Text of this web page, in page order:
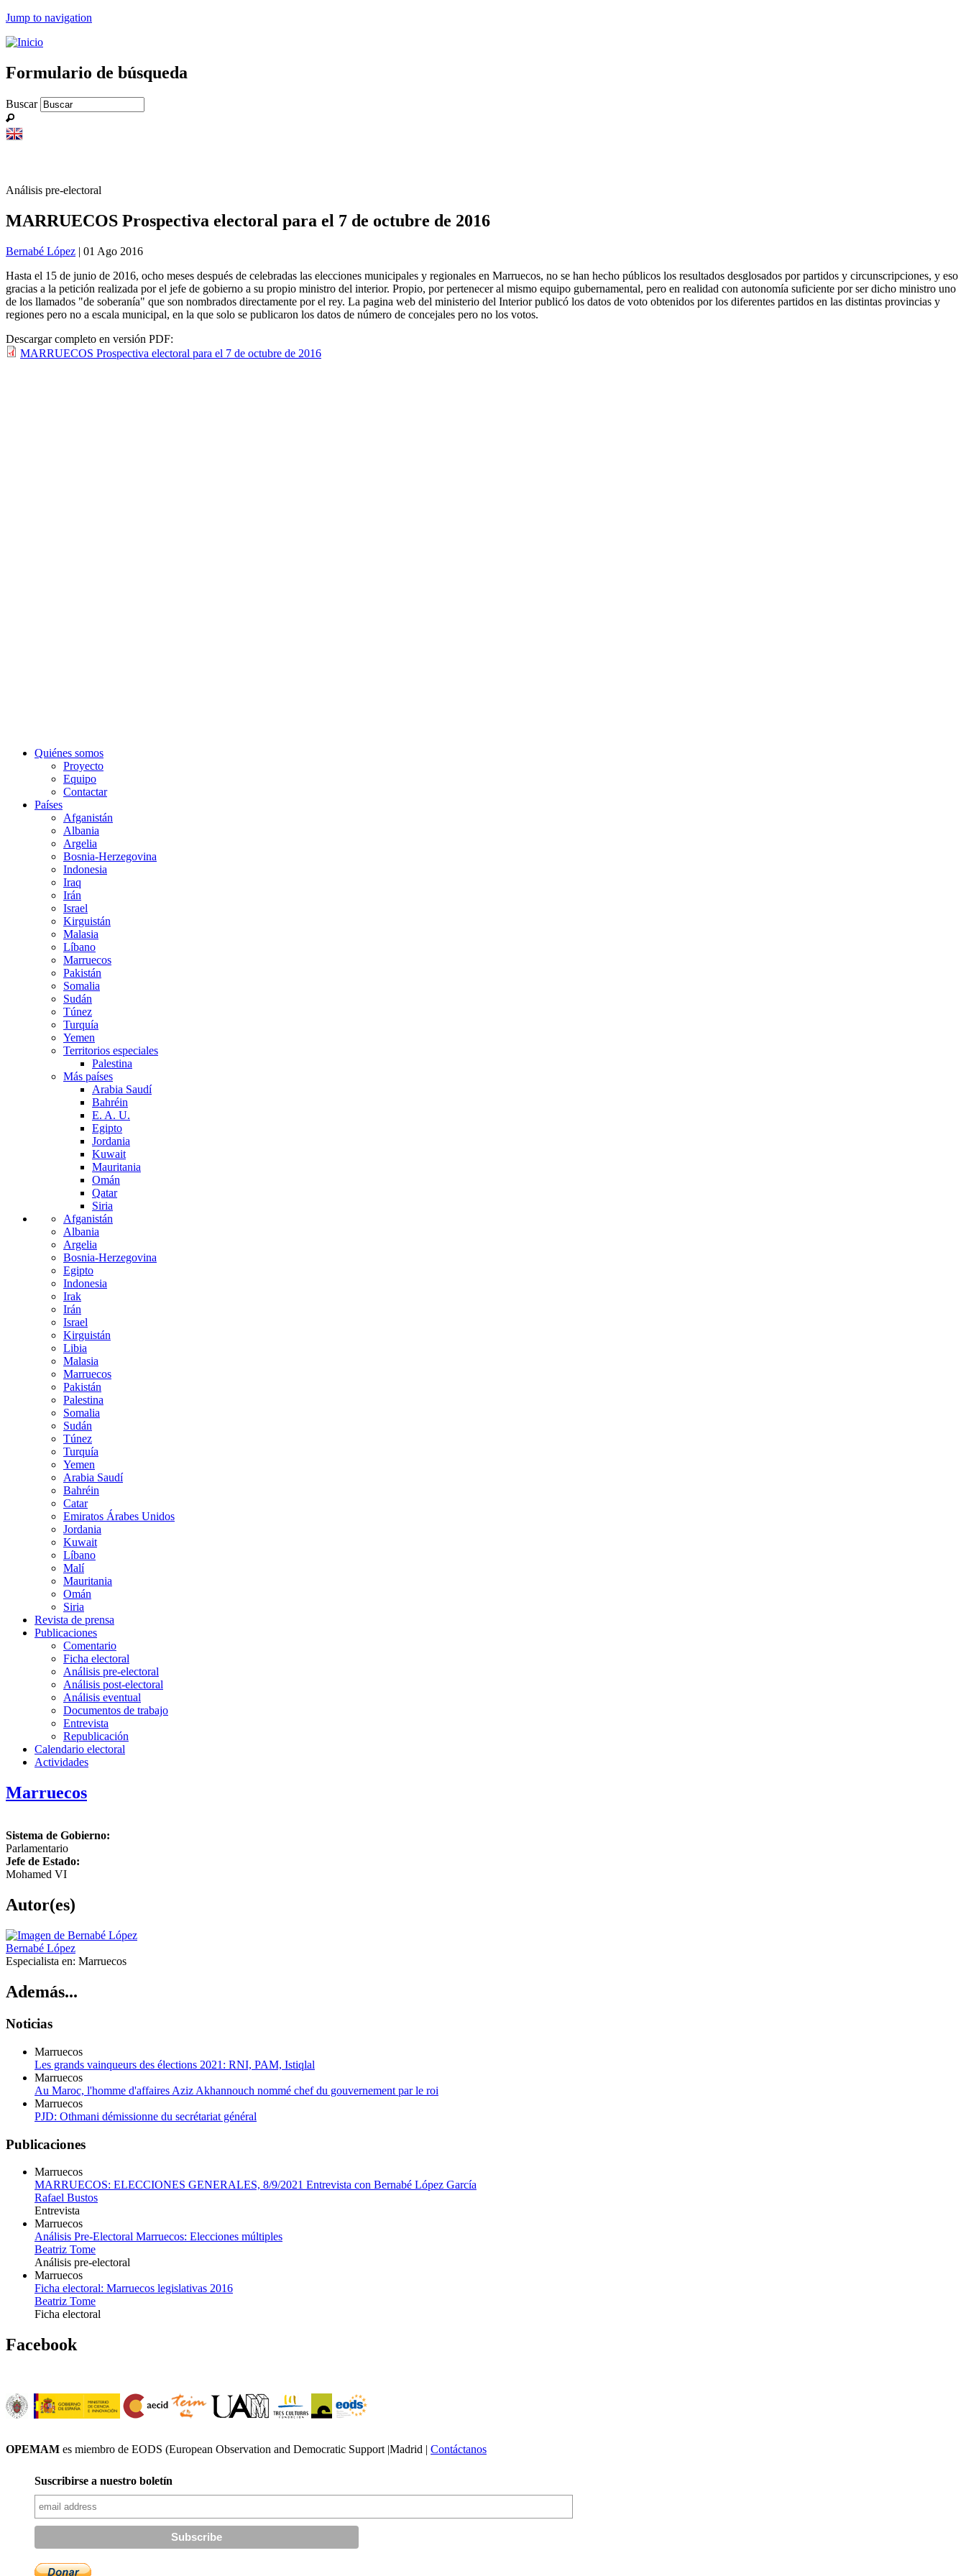
Jump to navigation
Formulario de búsqueda
Buscar
Análisis pre-electoral
MARRUECOS Prospectiva electoral para el 7 de octubre de 2016
Bernabé López | 01 Ago 2016
Hasta el 15 de junio de 2016, ocho meses después de celebradas las elecciones municipales y regionales en Marruecos, no se han hecho públicos los resultados desglosados por partidos y circunscripciones, y eso
gracias a la petición realizada por el jefe de gobierno a su propio ministro del interior. Propio, por pertenecer al mismo equipo gubernamental, pero en realidad con autonomía suficiente por ser dicho ministro uno
de los llamados "de soberanía" que son nombrados directamente por el rey. La pagina web del ministerio del Interior publicó los datos de voto obtenidos por los diferentes partidos en las distintas provincias y
regiones pero no a escala municipal, en la que solo se publicaron los datos de número de concejales pero no los votos.
Descargar completo en versión PDF:
MARRUECOS Prospectiva electoral para el 7 de octubre de 2016
Quiénes somos
Proyecto
Equipo
Contactar
Países
Afganistán
Albania
Argelia
Bosnia-Herzegovina
Indonesia
Iraq
Irán
Israel
Kirguistán
Malasia
Líbano
Marruecos
Pakistán
Somalia
Sudán
Túnez
Turquía
Yemen
Territorios especiales
Palestina
Más países
Arabia Saudí
Bahréin
E. A. U.
Egipto
Jordania
Kuwait
Mauritania
Omán
Qatar
Siria
Afganistán
Albania
Argelia
Bosnia-Herzegovina
Egipto
Indonesia
Irak
Irán
Israel
Kirguistán
Libia
Malasia
Marruecos
Pakistán
Palestina
Somalia
Sudán
Túnez
Turquía
Yemen
Arabia Saudí
Bahréin
Catar
Emiratos Árabes Unidos
Jordania
Kuwait
Líbano
Malí
Mauritania
Omán
Siria
Revista de prensa
Publicaciones
Comentario
Ficha electoral
Análisis pre-electoral
Análisis post-electoral
Análisis eventual
Documentos de trabajo
Entrevista
Republicación
Calendario electoral
Actividades
Marruecos
Sistema de Gobierno:
Parlamentario
Jefe de Estado:
Mohamed VI
Autor(es)
Bernabé López
Especialista en: Marruecos
Además...
Noticias
Marruecos
Les grands vainqueurs des élections 2021: RNI, PAM, Istiqlal
Marruecos
Au Maroc, l'homme d'affaires Aziz Akhannouch nommé chef du gouvernement par le roi
Marruecos
PJD: Othmani démissionne du secrétariat général
Publicaciones
Marruecos
MARRUECOS: ELECCIONES GENERALES, 8/9/2021 Entrevista con Bernabé López García
Rafael Bustos
Entrevista
Marruecos
Análisis Pre-Electoral Marruecos: Elecciones múltiples
Beatriz Tome
Análisis pre-electoral
Marruecos
Ficha electoral: Marruecos legislativas 2016
Beatriz Tome
Ficha electoral
Facebook
OPEMAM es miembro de EODS (European Observation and Democratic Support |Madrid | Contáctanos
Suscribirse a nuestro boletín